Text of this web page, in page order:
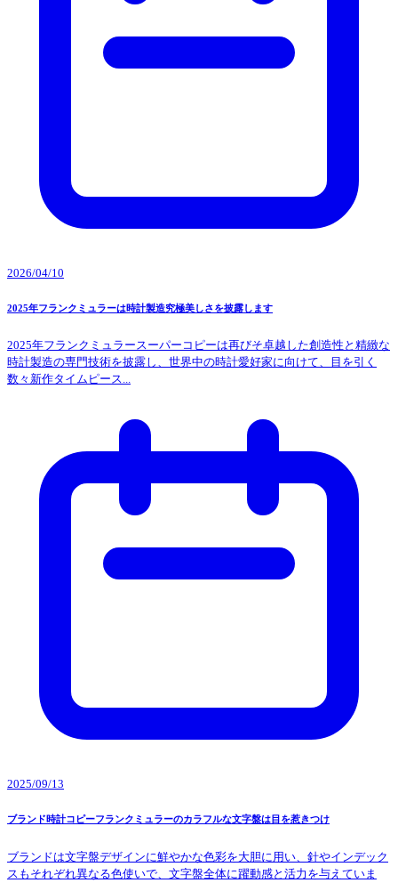
2026/04/10
2025年フランクミュラーは時計製造究極美しさを披露します
2025年フランクミュラースーパーコピーは再びそ卓越した創造性と精緻な
時計製造の専門技術を披露し、世界中の時計愛好家に向けて、目を引く
数々新作タイムピース...
2025/09/13
ブランド時計コピーフランクミュラーのカラフルな文字盤は目を惹きつけ
ブランドは文字盤デザインに鮮やかな色彩を大胆に用い、針やインデック
スもそれぞれ異なる色使いで、文字盤全体に躍動感と活力を与えていま